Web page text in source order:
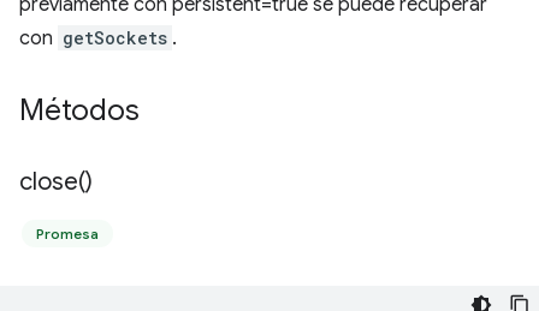
previamente con persistent=true se puede recuperar
con getSockets .
Métodos
close()
Promesa